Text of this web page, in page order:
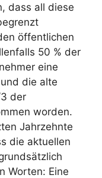
dass all diese
öffentlichen
50 % der
eine
die alte
der
worden.
Jahrzehnte
die aktuellen
Worten: Eine